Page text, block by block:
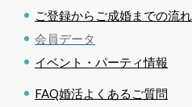
ご登録からご成婚までの流れ
会員データ
イベント・パーティ情報
FAQ婚活よくあるご質問